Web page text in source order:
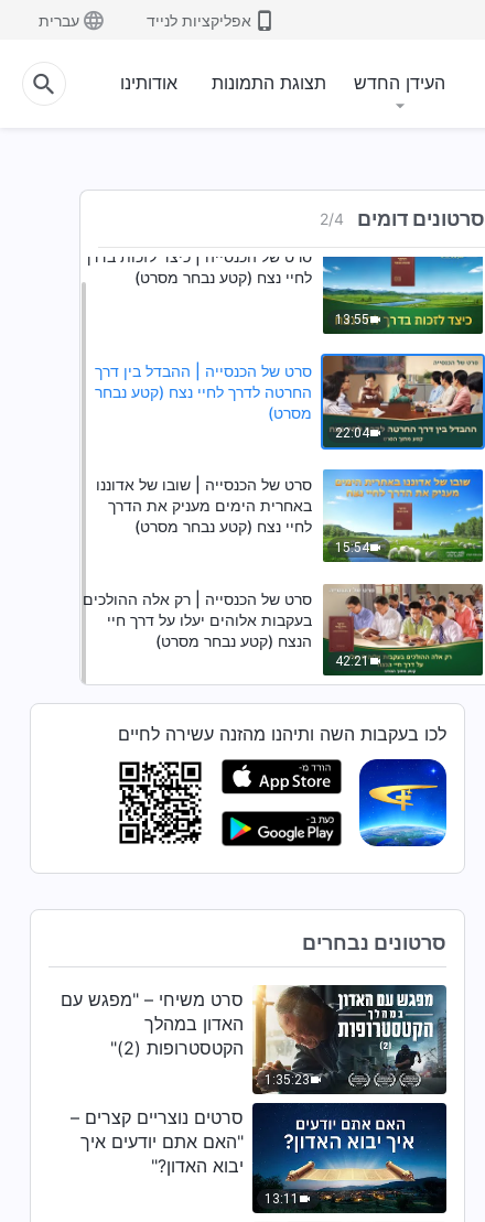
אפליקציות לנייד עברית
העידן החדש תצוגת התמונות אודותינו
סרטונים דומים 2/4
13:55
סרט של הכנסייה | כיצד לזכות בדרך
לחיי נצח (קטע נבחר מסרט)
22:04
סרט של הכנסייה | ההבדל בין דרך
החרטה לדרך לחיי נצח (קטע נבחר
מסרט)
15:54
סרט של הכנסייה | שובו של אדוננו
באחרית הימים מעניק את הדרך
לחיי נצח (קטע נבחר מסרט)
42:21
סרט של הכנסייה | רק אלה ההולכים
בעקבות אלוהים יעלו על דרך חיי
הנצח (קטע נבחר מסרט)
לכו בעקבות השה ותיהנו מהזנה עשירה לחיים
סרטונים נבחרים
1:35:23
סרט משיחי – "מפגש עם
האדון במהלך
הקטסטרופות (2)"
13:11
סרטים נוצריים קצרים –
"האם אתם יודעים איך
יבוא האדון?"